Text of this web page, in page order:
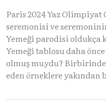
Paris 2024 Yaz Olimpiyat
seremonisi ve
Yemeği parodisi oldukça
Yemeği tablosu daha
olmuş muydu?
eden örneklere yakından